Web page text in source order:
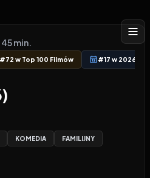
min.
#72 w Top 100 Filmów #17 w 2026
KOMEDIA FAMILIJNY